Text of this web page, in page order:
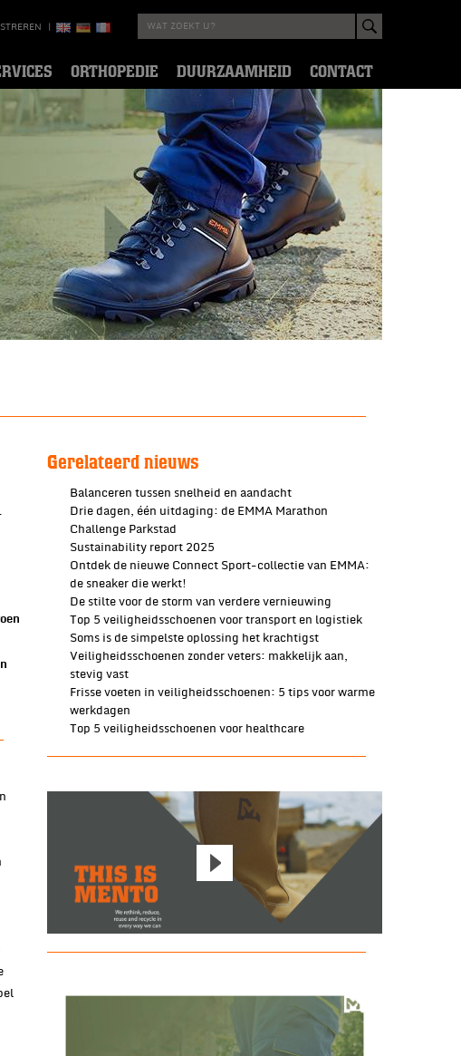
|
ORTHOPEDIE DUURZAAMHEID CONTACT
Gerelateerd nieuws
Balanceren tussen snelheid en aandacht
Drie dagen, één uitdaging: de EMMA Marathon
Challenge Parkstad
Sustainability report 2025
Ontdek de nieuwe Connect Sport-collectie van EMMA:
de sneaker die werkt!
De stilte voor de storm van verdere vernieuwing
Top 5 veiligheidsschoenen voor transport en logistiek
Soms is de simpelste oplossing het krachtigst
Veiligheidsschoenen zonder veters: makkelijk aan,
stevig vast
Frisse voeten in veiligheidsschoenen: 5 tips voor warme
werkdagen
Top 5 veiligheidsschoenen voor healthcare